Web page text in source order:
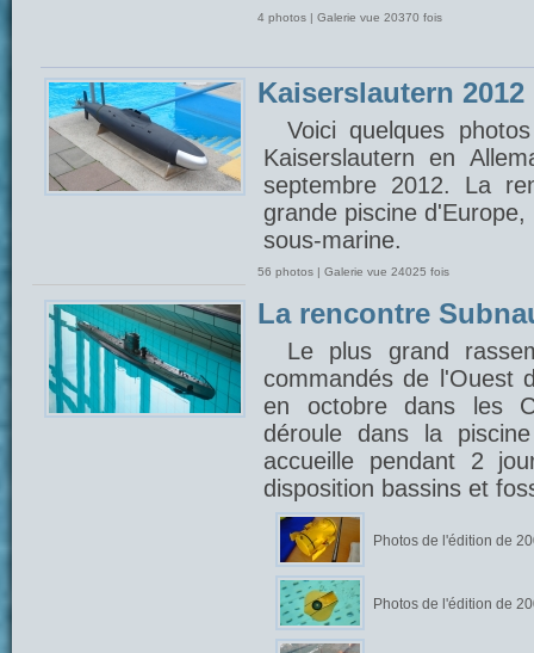
4 photos | Galerie vue 20370 fois
Kaiserslautern 2012
Voici quelques
Kaiserslautern en
septembre 2012. La
grande piscine
sous-marine.
56 photos | Galerie vue 24025 fois
La rencontre
Le plus grand
commandés de l'Ouest
en octobre dans les
déroule dans la
accueille pendant 2
disposition bassins et
Photos de l'édition de
Photos de l'édition de